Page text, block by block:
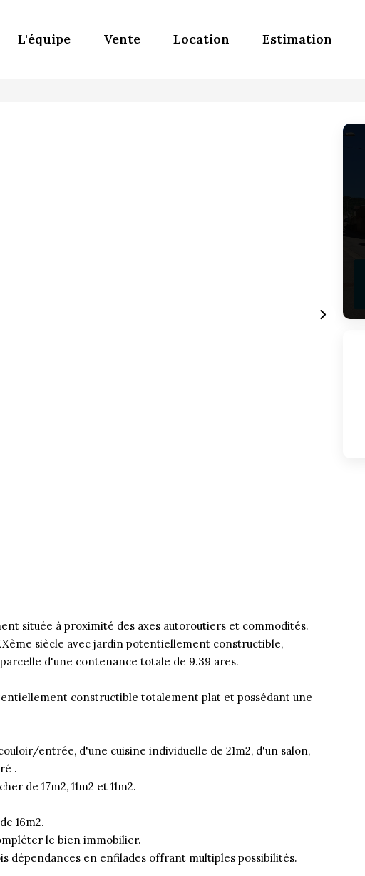
L'équipe Vente Location Estimation
située à proximité des axes autoroutiers et commodités.
siècle avec jardin potentiellement constructible,
d'une contenance totale de 9.39 ares.
constructible totalement plat et possédant une
entrée, d'une cuisine individuelle de 21m2, d'un salon,
.
de 17m2, 11m2 et 11m2.
16m2.
le bien immobilier.
dépendances en enfilades offrant multiples possibilités.